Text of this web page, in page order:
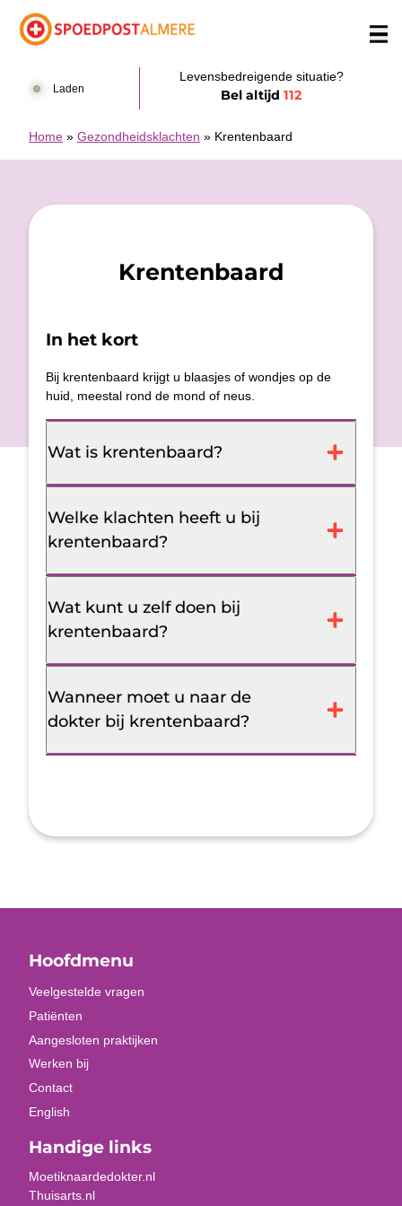
Laden
Levensbedreigende situatie?
Bel altijd112
Home » Gezondheidsklachten » Krentenbaard
Krentenbaard
In het kort
Bij krentenbaard krijgt u blaasjes of wondjes op de
huid, meestal rond de mond of neus.
Wat is krentenbaard?
Welke klachten heeft u bij
krentenbaard?
Wat kunt u zelf doen bij
krentenbaard?
Wanneer moet u naar de
dokter bij krentenbaard?
Hoofdmenu
Veelgestelde vragen
Patiënten
Aangesloten praktijken
Werken bij
Contact
English
Handige links
Moetiknaardedokter.nl
Thuisarts.nl